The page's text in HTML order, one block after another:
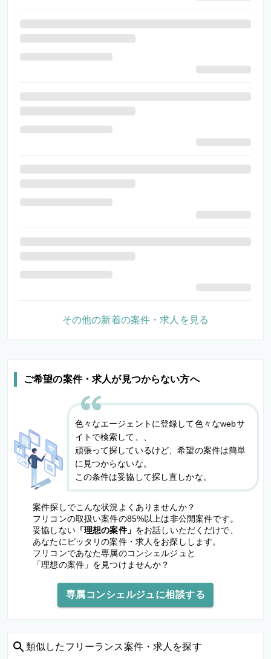
ご希望の案件・求人が見つからない方へ
色々なエージェントに登録して色々なwebサ
イトで検索して、、
頑張って探しているけど、希望の案件は簡単
に見つからないな。
この条件は妥協して探し直しかな。
案件探しでこんな状況よくありませんか？
フリコンの取扱い案件の85%以上は非公開案件です。
妥協しない「理想の案件」 をお話しいただくだけで、
あなたにピッタリの案件・求人をお探しします。
フリコンであなた専属のコンシェルジュと
「理想の案件」を見つけませんか？
専属コンシェルジュに相談する
類似した フリーランス案件・求人を探す
その他の新着の案件・求人を見る